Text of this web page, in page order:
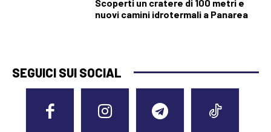
Scoperti un cratere di 100 metri e
nuovi camini idrotermali a Panarea
SEGUICI SUI SOCIAL